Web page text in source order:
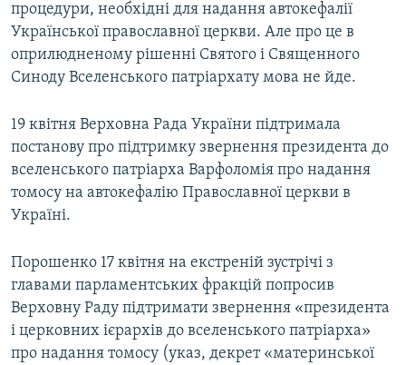
процедури, необхідні для надання автокефалії
Української православної церкви. Але про це в
оприлюдненому рішенні Святого і Священного
Синоду Вселенського патріархату мова не йде.
19 квітня Верховна Рада України підтримала
постанову про підтримку звернення президента до
вселенського патріарха Варфоломія про надання
томосу на автокефалію Православної церкви в
Україні.
Порошенко 17 квітня на екстреній зустрічі з
главами парламентських фракцій попросив
Верховну Раду підтримати звернення «президента
і церковних ієрархів до вселенського патріарха»
про надання томосу (указ, декрет «материнської